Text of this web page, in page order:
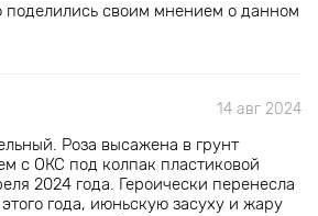
поделились своим мнением о данном
14 авг 2024
Роза высажена в грунт
с ОКС под колпак пластиковой
2024 года. Героически перенесла
года, июньскую засуху и жару